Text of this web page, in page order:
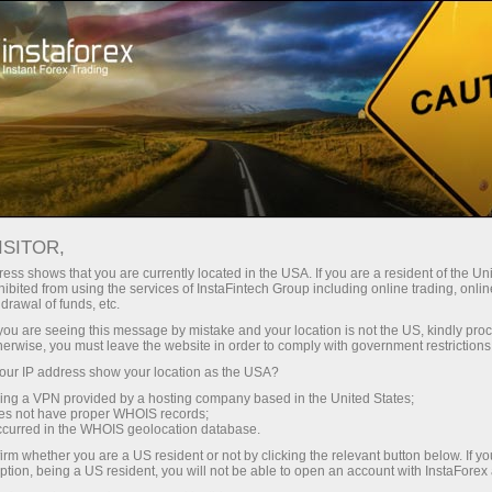
InstaForex bilan siz haqiqatan
ega bo‘lasiz: 1:5000 gacha kredit
yelkasi, bozordagi eng yaxshi
spred va komissiyalardan biri,
shuningdek aksiyalar va indekslar
bilan savdo qilish uchun qulay
shartlar.
Kichik
Har bir depozit uchun
30% bonus
Savdoda
va trassada tezlik
shows that you are currently located in the USA. If you are a resident of the
from using the services of InstaFintech Group including online trading,
of funds, etc.
are seeing this message by mistake and your location is not the US, kindly
you must leave the website in order to comply with government
IP address show your location as the USA?
a VPN provided by a hosting company based in the United States;
not have proper WHOIS records;
in the WHOIS geolocation database.
whether you are a US resident or not by clicking the relevant button below. If
being a US resident, you will not be able to open an account with InstaForex